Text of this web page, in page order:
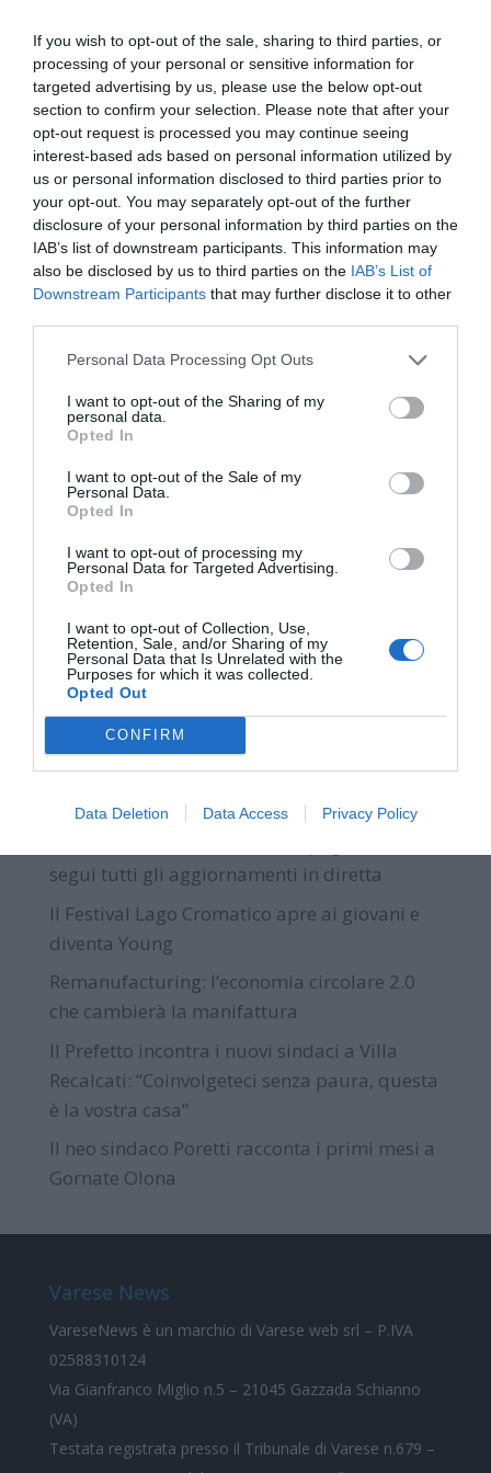
If you wish to opt-out of the sale, sharing to third parties, or
processing of your personal or sensitive information for
targeted advertising by us, please use the below opt-out
section to confirm your selection. Please note that after your
opt-out request is processed you may continue seeing
interest-based ads based on personal information utilized by
us or personal information disclosed to third parties prior to
your opt-out. You may separately opt-out of the further
disclosure of your personal information by third parties on the
IAB’s list of downstream participants. This information may
also be disclosed by us to third parties on the IAB’s List of
Downstream Participants that may further disclose it to other
Personal Data Processing Opt Outs
I want to opt-out of the Sharing of my
personal data.
Opted In
I want to opt-out of the Sale of my
Personal Data.
Opted In
I want to opt-out of processing my
Personal Data for Targeted Advertising.
Opted In
I want to opt-out of Collection, Use,
Retention, Sale, and/or Sharing of my
Personal Data that Is Unrelated with the
Purposes for which it was collected.
Opted Out
CONFIRM
Data Deletion Data Access Privacy Policy
L’evento vedrà la partecipazione didue
importanti candidati della Circoscrizione
Nord Ovest per la listaAlleanza Verdi
Sinistra:
Mimmo Lucano: Candidato noto per il suo
impegno sociale e politico, Lucano ha
dedicato la sua carriera alla promozione
dell’inclusione e dei diritti umani. La sua
esperienza e la sua visione saranno
fondamentali per discutere temi cruciali
Arianna Bettin
dinamica, Bettin porta con sé una
prospettiva fresca e innovativa. La sua
partecipazione arricchirà il dibattito con idee
nuove e soluzioni pratiche per affrontare le
sfide contemporanee.
La serata sarà coordinata daAndrea
Giacometti.
Ultime News
segui tutti gli aggiornamenti in diretta
Il Festival Lago Cromatico apre ai giovani e
diventa Young
Remanufacturing: l’economia circolare 2.0
che cambierà la manifattura
Il Prefetto incontra i nuovi sindaci a Villa
Recalcati: “Coinvolgeteci senza paura, questa
è la vostra casa”
Il neo sindaco Poretti racconta i primi mesi a
Gornate Olona
Varese News
VareseNews è un marchio di Varese web srl – P.IVA
02588310124
Via Gianfranco Miglio n.5 – 21045 Gazzada Schianno
(VA)
Testata registrata presso il Tribunale di Varese n.679 –